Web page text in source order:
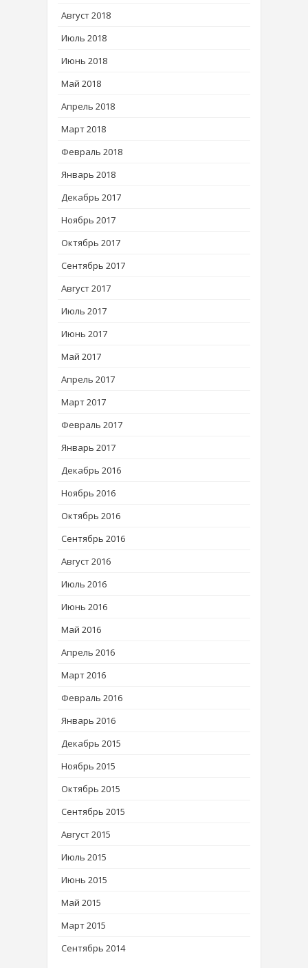
Август 2018
Июль 2018
Июнь 2018
Май 2018
Апрель 2018
Март 2018
Февраль 2018
Январь 2018
Декабрь 2017
Ноябрь 2017
Октябрь 2017
Сентябрь 2017
Август 2017
Июль 2017
Июнь 2017
Май 2017
Апрель 2017
Март 2017
Февраль 2017
Январь 2017
Декабрь 2016
Ноябрь 2016
Октябрь 2016
Сентябрь 2016
Август 2016
Июль 2016
Июнь 2016
Май 2016
Апрель 2016
Март 2016
Февраль 2016
Январь 2016
Декабрь 2015
Ноябрь 2015
Октябрь 2015
Сентябрь 2015
Август 2015
Июль 2015
Июнь 2015
Май 2015
Март 2015
Сентябрь 2014